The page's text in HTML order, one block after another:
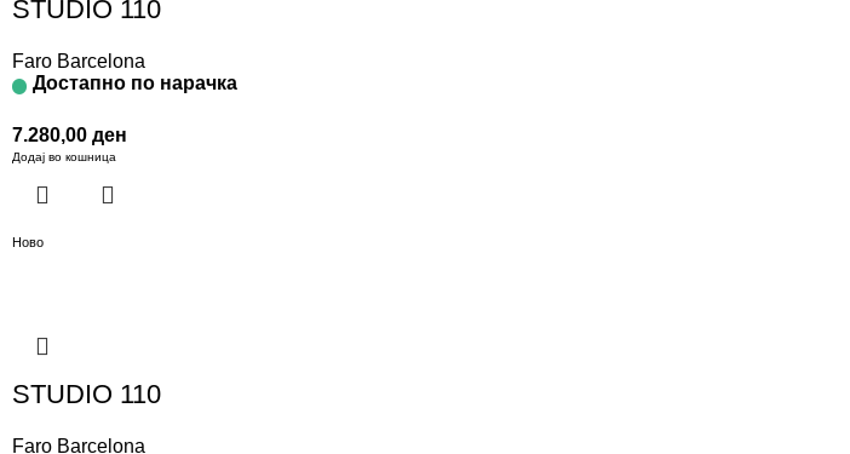
STUDIO 110
Faro Barcelona
Достапно по нарачка
7.280,00 ден
Додај во кошница
Ново
STUDIO 110
Faro Barcelona